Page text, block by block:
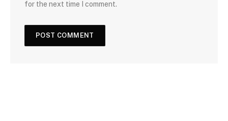
for the next time I comment.